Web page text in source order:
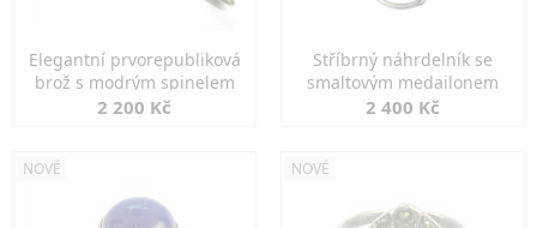
Elegantní prvorepubliková
brož s modrým spinelem
2 200 Kč
Stříbrný náhrdelník se
smaltovým medailonem
2 400 Kč
NOVÉ NOVÉ